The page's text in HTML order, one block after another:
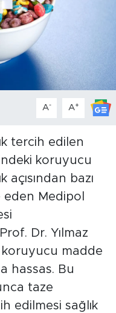
A- A+
tercih edilen
koruyucu
bazı
eden Medipol
Dr. Yılmaz
koruyucu madde
hassas. Bu
taze
edilmesi sağlık